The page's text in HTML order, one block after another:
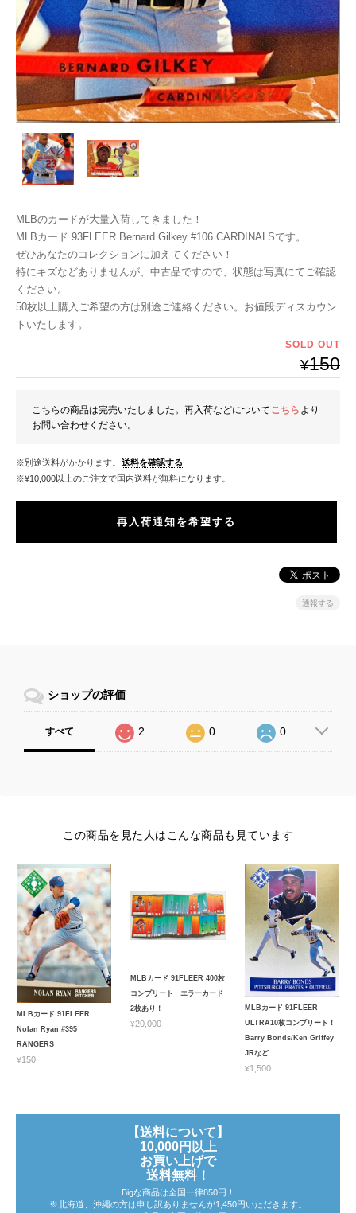
MLBのカードが大量入荷してきました！
MLBカード 93FLEER Bernard Gilkey #106 CARDINALSです。
ぜひあなたのコレクションに加えてください！
特にキズなどありませんが、中古品ですので、状態は写真にてご確認
ください。
50枚以上購入ご希望の方は別途ご連絡ください。お値段ディスカウン
トいたします。
SOLD OUT
¥150
こちらの商品は完売いたしました。再入荷などについて こちら より
お問い合わせください。
※別途送料がかかります。 送料を確認する
※¥10,000以上のご注文で国内送料が無料になります。
再入荷通知を希望する
通報する
ショップの評価
すべて 2 0 0
この商品を見た人はこんな商品も見ています
MLBカード 91FLEER
Nolan Ryan #395
RANGERS
¥150
MLBカード 91FLEER 400枚
コンプリート エラーカード
2枚あり！
¥20,000
MLBカード 91FLEER
ULTRA10枚コンプリート！
Barry Bonds/Ken Griffey
JRなど
¥1,500
【送料について】
10,000円以上
お買い上げで
送料無料！
Bigな商品は全国一律850円！
※北海道、沖縄の方は申し訳ありませんが1,450円いただきます。